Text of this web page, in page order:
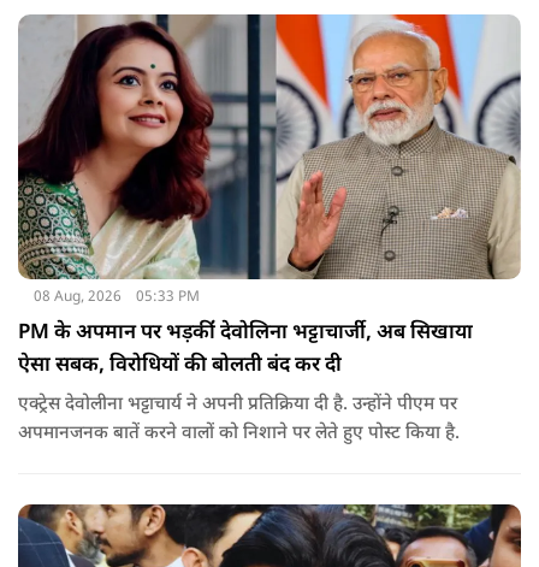
08 Aug, 2026 05:33 PM
PM के अपमान पर भड़कींं देवोलिना भट्टाचार्जी, अब सिखाया
ऐसा सबक, विरोधियों की बोलती बंद कर दी
एक्ट्रेस देवोलीना भट्टाचार्य ने अपनी प्रतिक्रिया दी है. उन्होंने पीएम पर
अपमानजनक बातें करने वालों को निशाने पर लेते हुए पोस्ट किया है.